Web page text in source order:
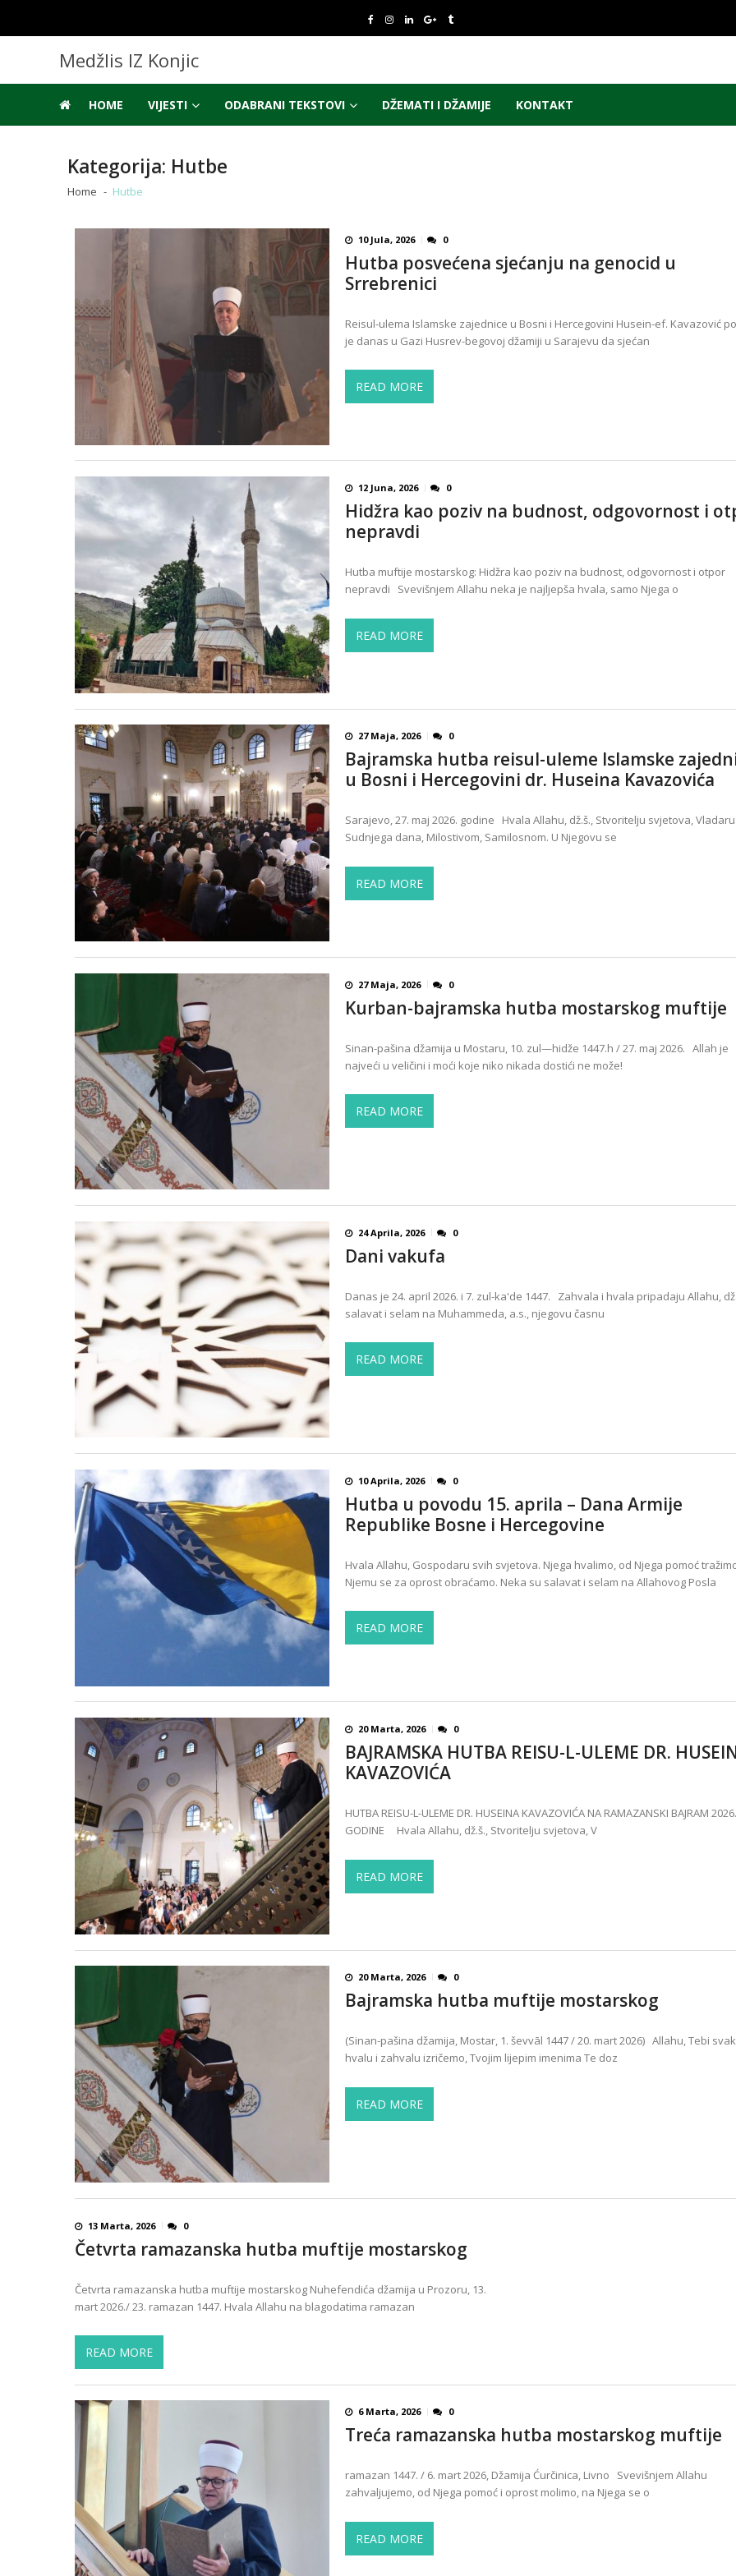
navigation
content
Medžlis IZ Konjic
HOME VIJESTI ODABRANI TEKSTOVI DŽEMATI I DŽAMIJE KONTAKT
Kategorija: Hutbe
Home Hutbe
10 Jula, 2026 0
Hutba posvećena sjećanju na genocid u
Srrebrenici
Reisul-ulema Islamske zajednice u Bosni i Hercegovini Husein-ef. Kavazović
je danas u Gazi Husrev-begovoj džamiji u Sarajevu da sjećan
READ MORE
12 Juna, 2026 0
Hidžra kao poziv na budnost, odgovornost i
nepravdi
Hutba muftije mostarskog: Hidžra kao poziv na budnost, odgovornost i otpor
nepravdi Svevišnjem Allahu neka je najljepša hvala, samo Njega o
READ MORE
27 Maja, 2026 0
Bajramska hutba reisul-uleme Islamske
u Bosni i Hercegovini dr. Huseina Kavazovića
Sarajevo, 27. maj 2026. godine Hvala Allahu, dž.š., Stvoritelju svjetova, Vladaru
Sudnjega dana, Milostivom, Samilosnom. U Njegovu se
READ MORE
27 Maja, 2026 0
Kurban-bajramska hutba mostarskog muftije
Sinan-pašina džamija u Mostaru, 10. zul—hidže 1447.h / 27. maj 2026. Allah je
najveći u veličini i moći koje niko nikada dostići ne može!
READ MORE
24 Aprila, 2026 0
Dani vakufa
Danas je 24. april 2026. i 7. zul-ka'de 1447. Zahvala i hvala pripadaju Allahu,
salavat i selam na Muhammeda, a.s., njegovu časnu
READ MORE
10 Aprila, 2026 0
Hutba u povodu 15. aprila – Dana Armije
Republike Bosne i Hercegovine
Hvala Allahu, Gospodaru svih svjetova. Njega hvalimo, od Njega pomoć
Njemu se za oprost obraćamo. Neka su salavat i selam na Allahovog Posla
READ MORE
20 Marta, 2026 0
BAJRAMSKA HUTBA REISU-L-ULEME DR.
KAVAZOVIĆA
HUTBA REISU-L-ULEME DR. HUSEINA KAVAZOVIĆA NA RAMAZANSKI BAJRAM 2026.
GODINE Hvala Allahu, dž.š., Stvoritelju svjetova, V
READ MORE
20 Marta, 2026 0
Bajramska hutba muftije mostarskog
(Sinan-pašina džamija, Mostar, 1. ševvāl 1447 / 20. mart 2026) Allahu, Tebi
hvalu i zahvalu izričemo, Tvojim lijepim imenima Te doz
READ MORE
13 Marta, 2026 0
Četvrta ramazanska hutba muftije mostarskog
Četvrta ramazanska hutba muftije mostarskog Nuhefendića džamija u Prozoru, 13.
mart 2026./ 23. ramazan 1447. Hvala Allahu na blagodatima ramazan
READ MORE
6 Marta, 2026 0
Treća ramazanska hutba mostarskog muftije
ramazan 1447. / 6. mart 2026, Džamija Ćurčinica, Livno Svevišnjem Allahu
zahvaljujemo, od Njega pomoć i oprost molimo, na Njega se o
READ MORE